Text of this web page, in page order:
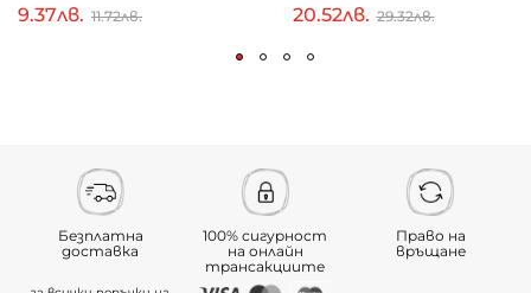
9.37лв. 11.72лв.
20.52лв. 29.32лв.
Безплатна
доставка
100% сигурност
на онлайн
трансакциите
Право на
връщане